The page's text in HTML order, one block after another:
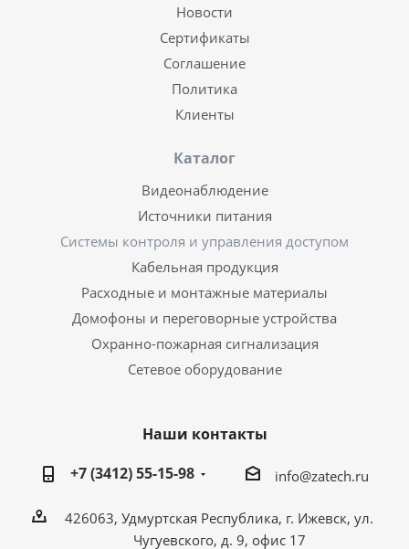
Новости
Сертификаты
Соглашение
Политика
Клиенты
Каталог
Видеонаблюдение
Источники питания
Системы контроля и управления доступом
Кабельная продукция
Расходные и монтажные материалы
Домофоны и переговорные устройства
Охранно-пожарная сигнализация
Сетевое оборудование
Наши контакты
+7 (3412) 55-15-98
info@zatech.ru
426063, Удмуртская Республика, г. Ижевск, ул.
Чугуевского, д. 9, офис 17